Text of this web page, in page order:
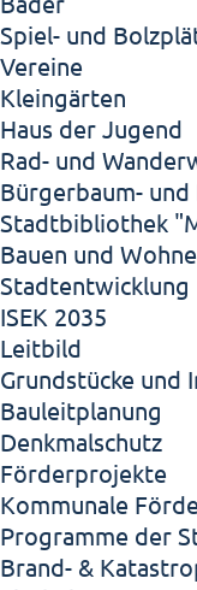
Spiel- und
Vereine
Kleingärten
Haus der Jugend
Rad- und
Bürgerbaum-
Stadtbibliothek
Bauen und
Stadtentwicklung
ISEK 2035
Leitbild
Grundstücke und
Bauleitplanung
Denkmalschutz
Förderprojekte
Kommunale
Programme der
Brand- &